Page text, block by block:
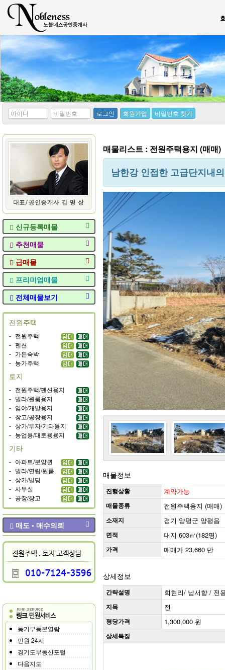
*
아
디
*
비
번
호
로그인 회원가입 비밀번호 찾기
신규등록매물
추천매물
급매물
프리미엄매물
전체매물보기
전원주택
- 전원주택
- 펜션
- 가든숙박
- 농가주택
토지
- 전원주택/펜션용지
- 빌라/원룸용지
- 임야/개발용지
- 창고/공장용지
- 상가/투자/기타용지
- 농업용/대토용용지
기타
- 아파트/분양권
- 빌라/연립/원룸
- 상가/빌딩
- 사무실
- 공장/창고
매도 • 매수의뢰
등기부등본열람
민원 24시
경기도부동산포털
다음지도
매물리스트 : 전원주택용지 (매매)
남한강 인접한 고급단지내
매물정보
진행상황 계약가능
매물종류 전원주택용지 (매매)
소재지 경기 양평군 양평읍
면적 대지 603㎡(182평)
가격 매매가 23,660 만
상세정보
간략설명 회현리/ 남서향 / 전
지목 전
평당가격 1,300,000 원
상세특징